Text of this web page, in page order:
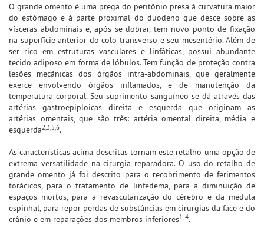
O grande omento é uma prega do peritônio presa à curvatura maior
do estômago e à parte proximal do duodeno que desce sobre as
vísceras abdominais e, após se dobrar, tem novo ponto de fixação
na superfície anterior do colo transverso e seu mesentério. Além de
ser rico em estruturas vasculares e linfáticas, possui abundante
tecido adiposo em forma de lóbulos. Tem função de proteção contra
lesões mecânicas dos órgãos intra-abdominais, que geralmente
exerce envolvendo órgãos inflamados, e de manutenção da
temperatura corporal. Seu suprimento sanguíneo se dá através das
artérias gastroepiploicas direita e esquerda que originam as
artérias omentais, que são três: artéria omental direita, média e
esquerda2,3,5,6.
As características acima descritas tornam este retalho uma opção de
extrema versatilidade na cirurgia reparadora. O uso do retalho de
grande omento já foi descrito para o recobrimento de ferimentos
torácicos, para o tratamento de linfedema, para a diminuição de
espaços mortos, para a revascularização do cérebro e da medula
espinhal, para repor perdas de substâncias em cirurgias da face e do
crânio e em reparações dos membros inferiores1-4.